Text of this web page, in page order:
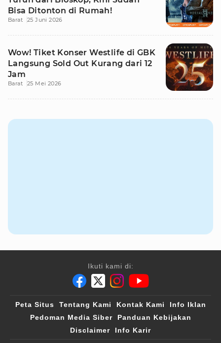
Bisa Ditonton di Rumah!
Barat 25 Juni 2026
Wow! Tiket Konser Westlife di GBK
Langsung Sold Out Kurang dari 12
Jam
Barat 25 Mei 2026
Ikuti kami di:
Peta Situs Tentang Kami Kontak Kami
Info Iklan
Pedoman Media Siber
Panduan Kebijakan
Disclaimer
Info Karir